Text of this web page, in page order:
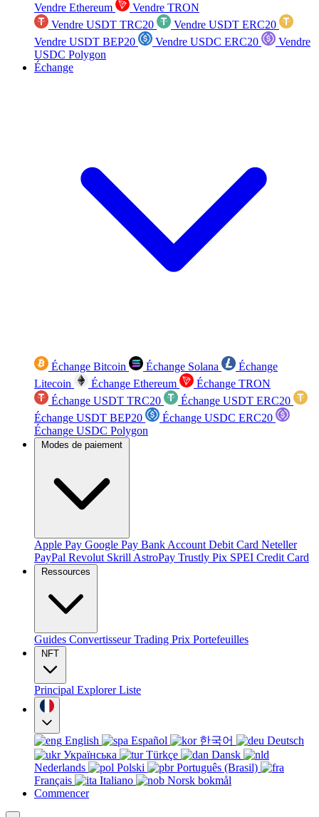
Vendre Ethereum
Vendre TRON
Vendre USDT TRC20
Vendre USDT ERC20
Vendre USDT BEP20
Vendre USDC ERC20
Vendre
USDC Polygon
Échange
Échange Bitcoin Échange Solana
Échange
Litecoin
Échange Ethereum
Échange TRON
Échange USDT TRC20
Échange USDT ERC20
Échange USDT BEP20
Échange USDC ERC20
Échange USDC Polygon
Modes de paiement
Apple Pay Google Pay Bank Account Debit Card Neteller
PayPal Revolut Skrill AstroPay Trustly Pix SPEI Credit Card
Ressources
Guides ConvertisseurTrading Prix Portefeuilles
NFT
Principal ExplorerListe
English Español 한국어
Deutsch
Українська
Türkçe
Dansk
Nederlands
Polski
Português (Brasil)
Français
Italiano
Norsk bokmål
Commencer